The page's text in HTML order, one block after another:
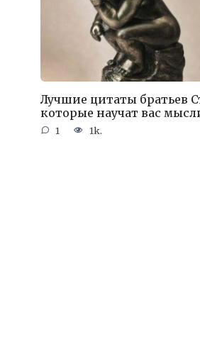
Лучшие цитаты братьев
которые научат вас
1 1k.